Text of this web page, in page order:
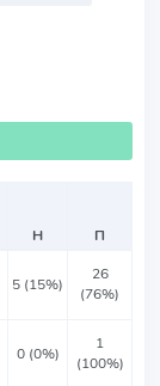
Н
П
5 (15%)
26
(76%)
0 (0%)
1
(100%)